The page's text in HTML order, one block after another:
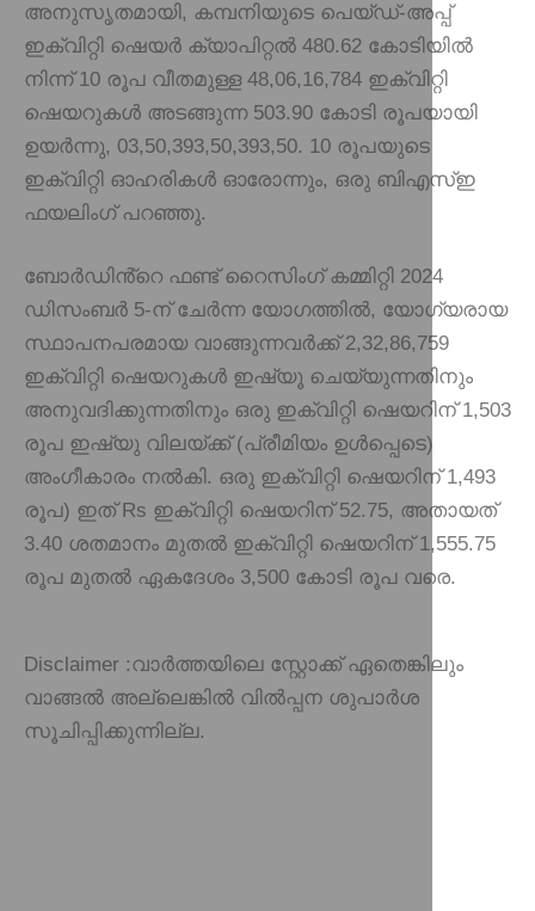
അനുസൃതമായി, കമ്പനിയുടെ പെയ്ഡ്-അപ്പ്
ഇക്വിറ്റി ഷെയർ ക്യാപിറ്റൽ 480.62 കോടിയിൽ
നിന്ന് 10 രൂപ വീതമുള്ള 48,06,16,784 ഇക്വിറ്റി
ഷെയറുകൾ അടങ്ങുന്ന 503.90 കോടി രൂപയായി
ഉയർന്നു, 03,50,393,50,393,50. 10 രൂപയുടെ
ഇക്വിറ്റി ഓഹരികൾ ഓരോന്നും, ഒരു ബിഎസ്ഇ
ഫയലിംഗ് പറഞ്ഞു.
ബോർഡിൻ്റെ ഫണ്ട് റൈസിംഗ് കമ്മിറ്റി 2024
ഡിസംബർ 5-ന് ചേർന്ന യോഗത്തിൽ, യോഗ്യരായ
സ്ഥാപനപരമായ വാങ്ങുന്നവർക്ക് 2,32,86,759
ഇക്വിറ്റി ഷെയറുകൾ ഇഷ്യൂ ചെയ്യുന്നതിനും
അനുവദിക്കുന്നതിനും ഒരു ഇക്വിറ്റി ഷെയറിന് 1,503
രൂപ ഇഷ്യു വിലയ്ക്ക് (പ്രീമിയം ഉൾപ്പെടെ)
അംഗീകാരം നൽകി. ഒരു ഇക്വിറ്റി ഷെയറിന് 1,493
രൂപ) ഇത് Rs ഇക്വിറ്റി ഷെയറിന് 52.75, അതായത്
3.40 ശതമാനം മുതൽ ഇക്വിറ്റി ഷെയറിന് 1,555.75
രൂപ മുതൽ ഏകദേശം 3,500 കോടി രൂപ വരെ.
Disclaimer :വാർത്തയിലെ സ്റ്റോക്ക് ഏതെങ്കിലും
വാങ്ങൽ അല്ലെങ്കിൽ വിൽപ്പന ശുപാർശ
സൂചിപ്പിക്കുന്നില്ല.